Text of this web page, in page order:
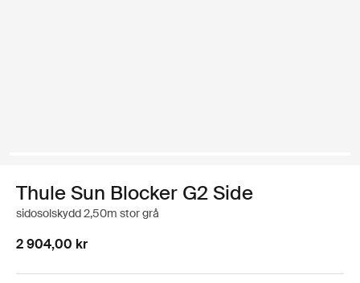
Thule Sun Blocker G2 Side
sidosolskydd 2,50m stor grå
2 904,00 kr